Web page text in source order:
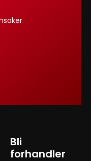
Bli
forhandler